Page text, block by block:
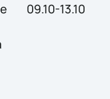
09.10-13.10